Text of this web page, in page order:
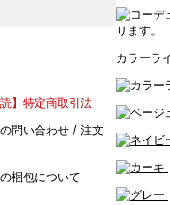
読】特定商取引法
問い合わせ / 注文
梱包について
ります。
カラーラ